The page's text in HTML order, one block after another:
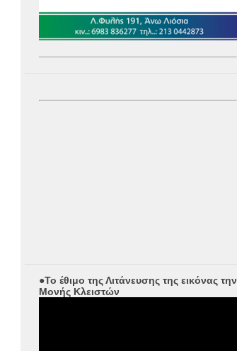
●Το έθιμο της Λιτάνευσης της εικόνας την
Μονής Κλειστών